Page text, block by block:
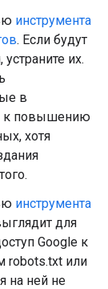
инструмента
. Если будут
их.
в
к повышению
хотя
инструмента
для
Google к
robots.txt или
на ней не